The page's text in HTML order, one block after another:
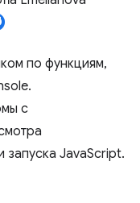
по функциям,
с
запуска JavaScript.